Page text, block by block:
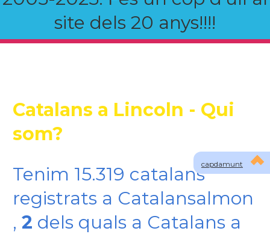
site dels 20 anys!!!!
capdamunt
Catalans a Lincoln - Qui
som?
Tenim 15.319 catalans
registrats a Catalansalmon
, 2 dels quals a Catalans a